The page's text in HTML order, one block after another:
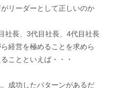
リーダーとして正しいのか
社長、3代目社長、4代目社長
経営を極めることを求めら
ことといえば・・・
成功したパターンがあるだ